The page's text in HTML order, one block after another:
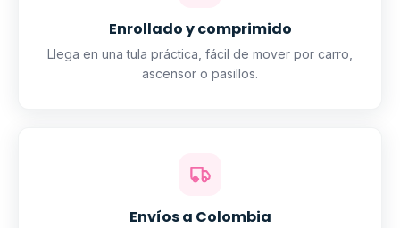
Enrollado y comprimido
Llega en una tula práctica, fácil de mover por carro,
ascensor o pasillos.
Envíos a Colombia